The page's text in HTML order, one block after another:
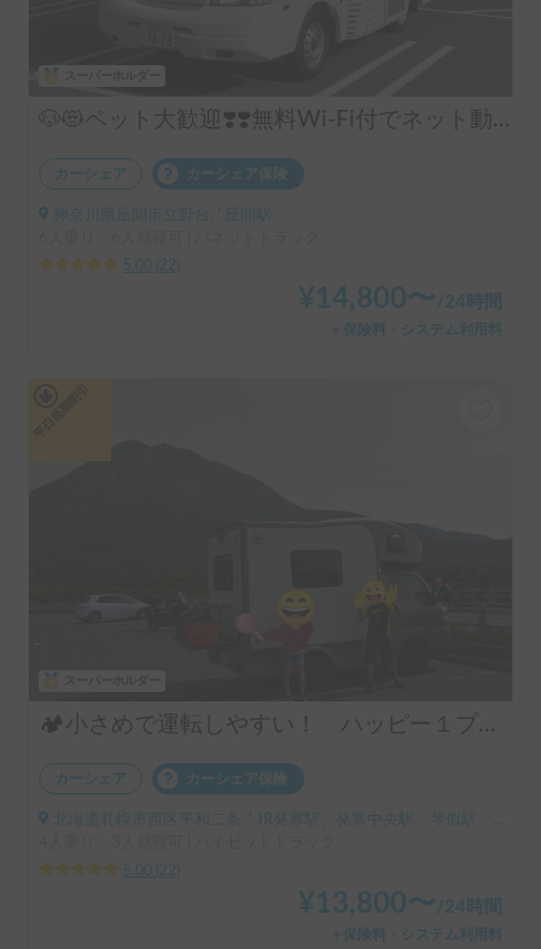
🐶😻ペット大歓迎❣️❣️無料Wi-Fi付でネット動画見放題📱📺初心者向け🔰🚐12ボルトクーラー完備でペットお留守番も安心‼️
カーシェア カーシェア保険
神奈川県座間市立野台, ' 座間駅
5.00
22
¥ 14,800〜 /24時間
＋保険料・システム利用料
🏕️小さめで運転しやすい！ ハッピー１プラス🚙
カーシェア カーシェア保険
北海道札幌市西区平和二条, ' JR発寒駅、発寒中央駅、琴似駅 地下鉄宮の沢、発寒南、琴似、二十四軒など
5.00
22
¥ 13,800〜 /24時間
＋保険料・システム利用料